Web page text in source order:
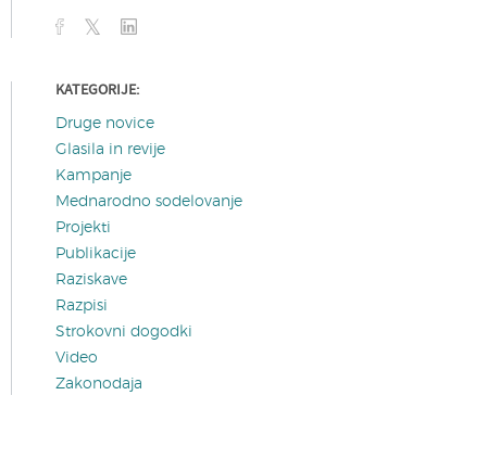
KATEGORIJE:
Druge novice
Glasila in revije
Kampanje
Mednarodno sodelovanje
Projekti
Publikacije
Raziskave
Razpisi
Strokovni dogodki
Video
Zakonodaja